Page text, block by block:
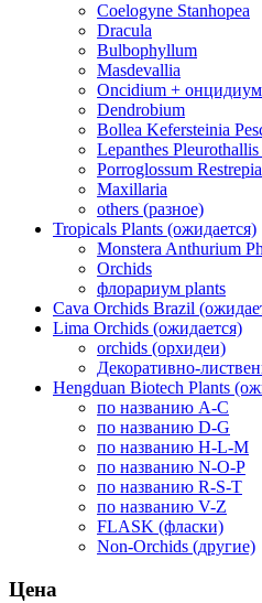
Coelogyne Stanhopea
Dracula
Bulbophyllum
Masdevallia
Oncidium +
Dendrobium
Bollea Kefersteinia
Lepanthes Pleurothallis
Porroglossum Restrepia
Maxillaria
others (разное)
Tropicals Plants (ожидается)
​​​​​​​Monstera Anthurium
Orchids
флорариум plants
Cava Orchids Brazil
Lima Orchids (ожидается)
orchids (орхидеи)
Декоративно-
Hengduan Biotech Plants
по названию A-C
по названию D-G
по названию H-L-M
по названию N-O-P
по названию R-S-T
по названию V-Z
FLASK (фласки)
Non-Orchids (другие)
Цена